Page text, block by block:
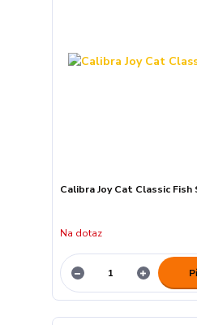
Calibra Joy Cat Classic Fish
Na dotaz